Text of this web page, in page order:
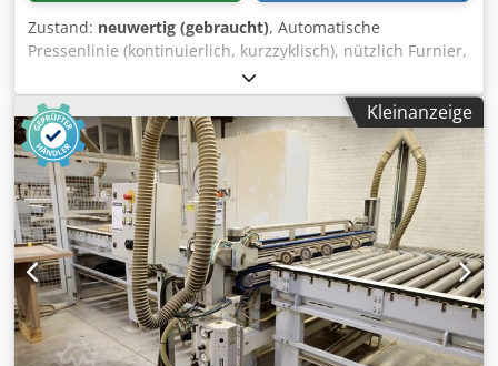
Zustand: neuwertig (gebraucht), Automatische
Pressenlinie (kontinuierlich, kurzzyklisch), nützlich Furnier,
Papier oder Lamellieren anzuwenden , bestehend aus:
V03022) Beschickstation (portal) "SAG" Doppelstation,
komplett mit zentraler motorisierter Rollenbahn. V03023)
Bürstmaschine (zur Reinigung der Platten) "POLIMA"
V03024) Leimauftragsmaschine "OMMA" Dkjdpfxjdun Nij
Aczer V03025) Motorisierte Förderscheiben "OMMA"
V03026) Vorbereitungstisch für die Platten und
motorisierten Einlegeteppich zur Presse "SIMI" V03027)
Kontinuierlich, kurzzyklisch hydraulischen Heißpresse
"SIMI" mm 1400 x 4500 mit der Nr 10 drücken Zylinder
(Durchmesser mm 120) V03028) Abstapelstation (portal)
"SAG" Doppelstation, komplett mit zentraler motorisierter
Rollenbahn
Kleinanzeige